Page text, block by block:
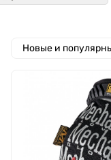
Новые и